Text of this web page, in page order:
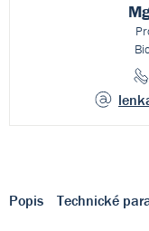
Popis Technické